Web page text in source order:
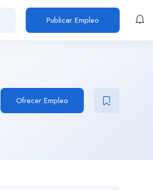
Publicar Empleo
Ofrecer Empleo